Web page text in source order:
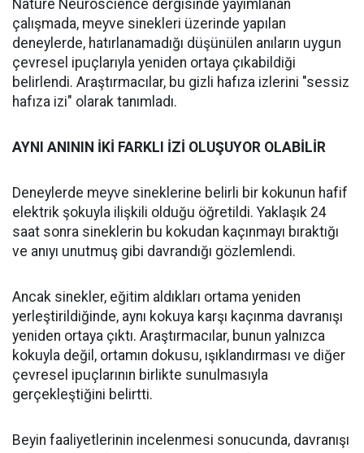
Nature Neuroscience dergisinde yayımlanan
çalışmada, meyve sinekleri üzerinde yapılan
deneylerde, hatırlanamadığı düşünülen anıların uygun
çevresel ipuçlarıyla yeniden ortaya çıkabildiği
belirlendi. Araştırmacılar, bu gizli hafıza izlerini "sessiz
hafıza izi" olarak tanımladı.
AYNI ANININ İKİ FARKLI İZİ OLUŞUYOR OLABİLİR
Deneylerde meyve sineklerine belirli bir kokunun hafif
elektrik şokuyla ilişkili olduğu öğretildi. Yaklaşık 24
saat sonra sineklerin bu kokudan kaçınmayı bıraktığı
ve anıyı unutmuş gibi davrandığı gözlemlendi.
Ancak sinekler, eğitim aldıkları ortama yeniden
yerleştirildiğinde, aynı kokuya karşı kaçınma davranışı
yeniden ortaya çıktı. Araştırmacılar, bunun yalnızca
kokuyla değil, ortamın dokusu, ışıklandırması ve diğer
çevresel ipuçlarının birlikte sunulmasıyla
gerçekleştiğini belirtti.
Beyin faaliyetlerinin incelenmesi sonucunda, davranışı